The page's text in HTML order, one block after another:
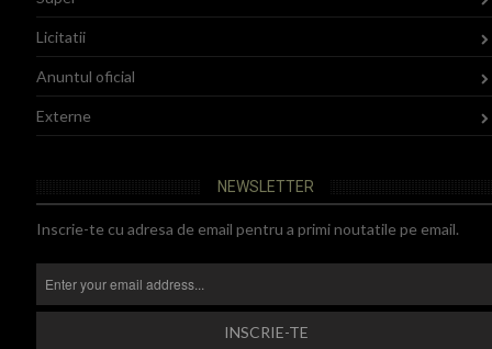
Licitatii
Anuntul oficial
Externe
NEWSLETTER
Inscrie-te cu adresa de email pentru a primi noutatile pe email.